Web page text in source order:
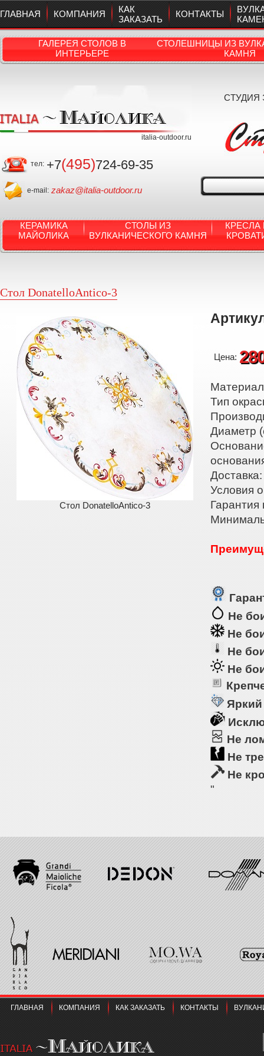
ГЛАВНАЯ КОМПАНИЯ
КАК
ЗАКАЗАТЬ
КОНТАКТЫ
ГАЛЕРЕЯ СТОЛОВ В
ИНТЕРЬЕРЕ
СТОЛЕШНИЦЫ ИЗ
КАМНЯ
italia-outdoor.ru
тел: +7(495)724-69-35
e-mail: zakaz@italia-outdoor.ru
СТУДИЯ
КЕРАМИКА
МАЙОЛИКА
СТОЛЫ ИЗ
ВУЛКАНИЧЕСКОГО КАМНЯ
КРЕСЛА
Стол DonatelloAntico-3
Стол DonatelloAntico-3
Цена:
Тип
Диаметр
Условия
Гарантия
Не
Не
Не
Не
Не
Не
Не
"
ГЛАВНАЯ КОМПАНИЯ КАК ЗАКАЗАТЬ КОНТАКТЫ